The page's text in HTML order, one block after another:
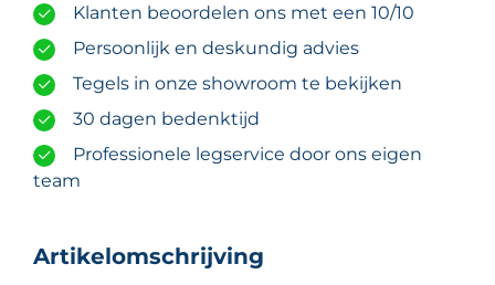
Artikelomschrijving
Klanten beoordelen ons met een 10/10
Persoonlijk en deskundig advies
Tegels in onze showroom te bekijken
30 dagen bedenktijd
Professionele legservice door ons eigen
team